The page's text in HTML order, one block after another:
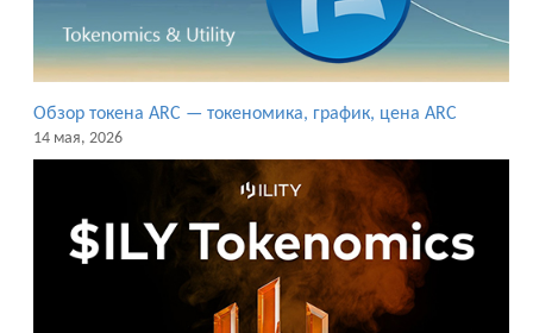
Обзор токена ARC — токеномика, график, цена ARC
14 мая, 2026